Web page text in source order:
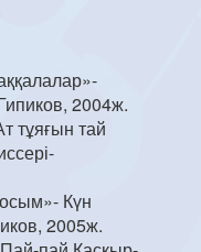
2004ж.
тұяғын тай
Күн
2005ж.